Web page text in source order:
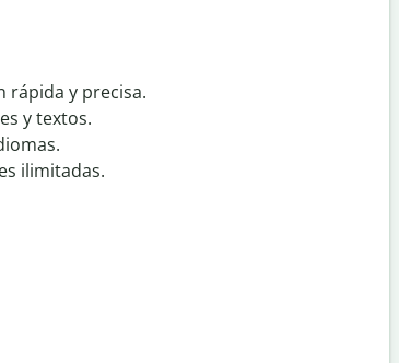
rápida y precisa.
y textos.
ilimitadas.